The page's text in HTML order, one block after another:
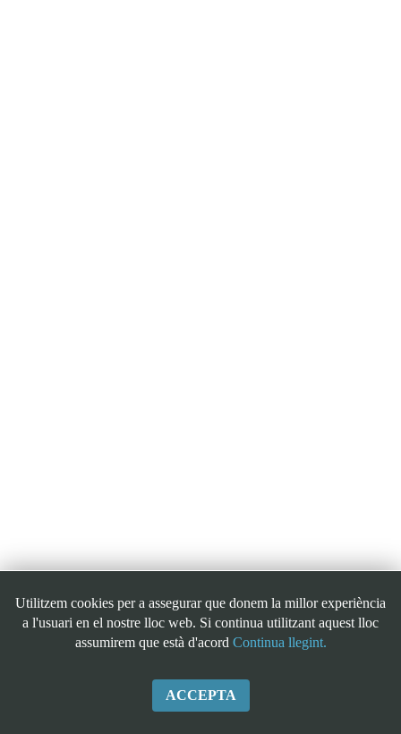
Utilitzem cookies per a assegurar que donem la millor experiència
a l'usuari en el nostre lloc web. Si continua utilitzant aquest lloc
assumirem que està d'acord Continua llegint.
ACCEPTA